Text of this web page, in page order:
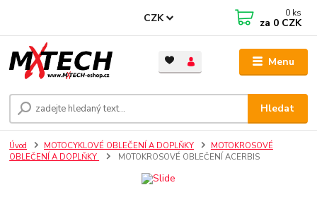
Menu
CZK
Hledat
0 ks
za 0 CZK
Úvod MOTOCYKLOVÉ OBLEČENÍ A DOPLŇKY
MOTOKROSOVÉ
OBLEČENÍ A DOPLŇKY
MOTOKROSOVÉ OBLEČENÍ ACERBIS